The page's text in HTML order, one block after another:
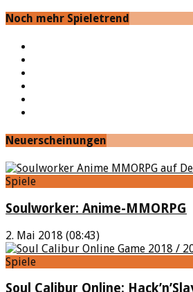
Noch mehr Spieletrend
Neuerscheinungen
Spiele
Soulworker: Anime-MMORPG
2. Mai 2018 (08:43)
Spiele
Soul Calibur Online: